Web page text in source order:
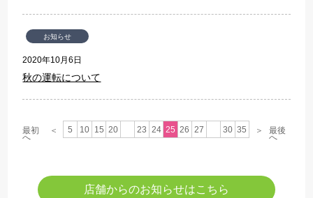
2020年10月6日
お知らせ
秋の運転について
最初
へ
＜ 5 10 15 20 23 24 25 26 27 30 35 ＞ 最後
へ
店舗からのお知らせはこちら